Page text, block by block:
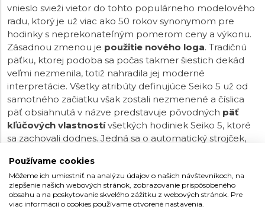
vnieslo svieži vietor do tohto populárneho modelového
radu, ktorý je už viac ako 50 rokov synonymom pre
hodinky s neprekonateľným pomerom ceny a výkonu.
Zásadnou zmenou je použitie nového loga. Tradičnú
päťku, ktorej podoba sa počas takmer šiestich dekád
veľmi nezmenila, totiž nahradila jej moderné
interpretácie. Všetky atribúty definujúce Seiko 5 už od
samotného začiatku však zostali nezmenené a číslica
päť obsiahnutá v názve predstavuje pôvodných päť
kľúčových vlastnostívšetkých hodiniek Seiko 5, ktoré
sa zachovali dodnes. Jedná sa o automatický strojček,
zapustenú korunku a odolné puzdro s náramkom.
Modely Seiko 5 Sports Field Style sú inšpirované
vojenskými a pilotnými hodinkami. Vynikajú teda
perfektnou čitateľnosťou a odolnosťou.
Používame cookies
Môžeme ich umiestniť na analýzu údajov o našich návštevníkoch, na
zlepšenie našich webových stránok, zobrazovanie prispôsobeného
obsahu a na poskytovanie skvelého zážitku z webových stránok. Pre
viac informácií o cookies používame otvorené nastavenia.